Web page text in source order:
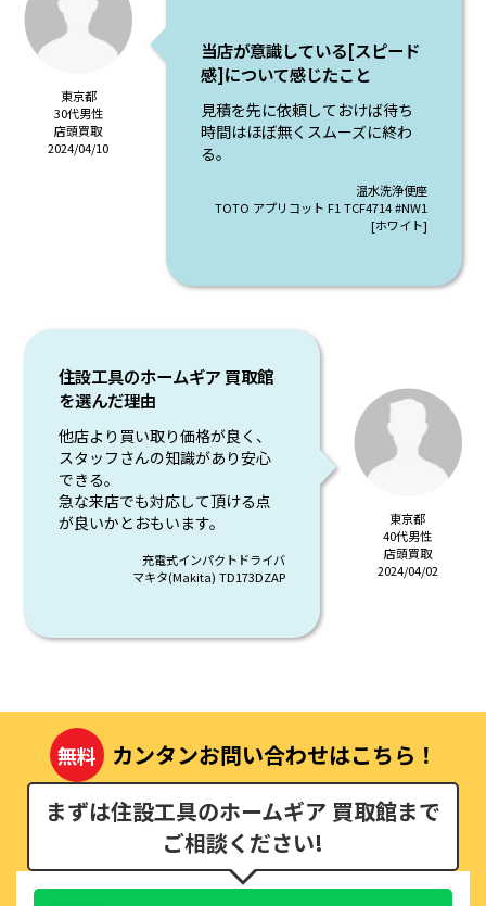
東京都
30代男性
店頭買取
2024/04/10
当店が意識している[スピード
感]について感じたこと
見積を先に依頼しておけば待ち
時間はほぼ無くスムーズに終わ
る。
温水洗浄便座
TOTO アプリコット F1 TCF4714 #NW1
[ホワイト]
住設工具のホームギア 買取館
を選んだ理由
他店より買い取り価格が良く、
スタッフさんの知識があり安心
できる。
急な来店でも対応して頂ける点
が良いかとおもいます。
充電式インパクトドライバ
マキタ(Makita) TD173DZAP
東京都
40代男性
店頭買取
2024/04/02
無料
カンタンお問い合わせはこちら！
まずは住設工具のホームギア 買取館まで
ご相談ください!